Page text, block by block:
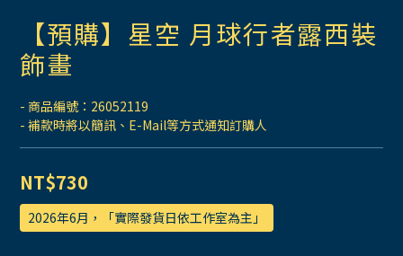
【預購】星空 月球行者露西裝
飾畫
- 商品編號：26052119
- 補款時將以簡訊、E-Mail等方式通知訂購人
NT$730
2026年6月，「實際發貨日依工作室為主」